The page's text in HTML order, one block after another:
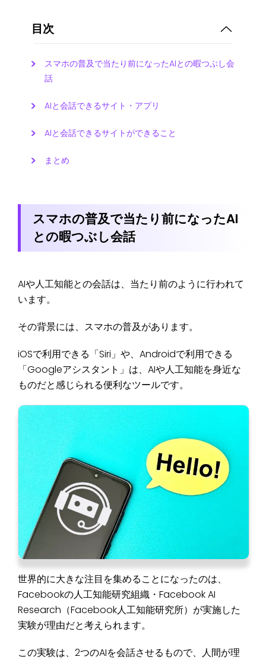
目次
スマホの普及で当たり前になったAIとの暇つぶし会
話
AIと会話できるサイト・アプリ
AIと会話できるサイトができること
まとめ
スマホの普及で当たり前になったAI
との暇つぶし会話
AIや人工知能との会話は、当たり前のように行われて
います。
その背景には、スマホの普及があります。
iOSで利用できる「Siri」や、Androidで利用できる
「Googleアシスタント」は、AIや人工知能を身近な
ものだと感じられる便利なツールです。
世界的に大きな注目を集めることになったのは、
Facebookの人工知能研究組織・Facebook AI
Research（Facebook人工知能研究所）が実施した
実験が理由だと考えられます。
この実験は、2つのAIを会話させるもので、人間が理